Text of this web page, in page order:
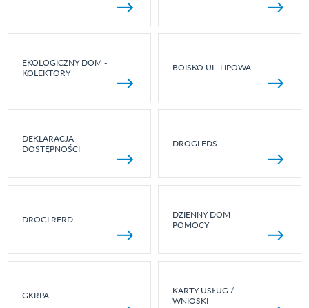
EKOLOGICZNY DOM -
KOLEKTORY
BOISKO UL. LIPOWA
DEKLARACJA
DOSTĘPNOŚCI
DROGI FDS
DROGI RFRD
DZIENNY DOM
POMOCY
GKRPA
KARTY USŁUG /
WNIOSKI